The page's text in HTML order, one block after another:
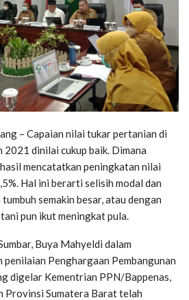
– Capaian nilai tukar pertanian di
2021 dinilai cukup baik. Dimana
mencatatkan peningkatan nilai
Hal ini berarti selisih modal dan
semakin besar, atau dengan
pun ikut meningkat pula.
Buya Mahyeldi dalam
Penghargaan Pembangunan
digelar Kementrian PPN/Bappenas,
Provinsi Sumatera Barat telah